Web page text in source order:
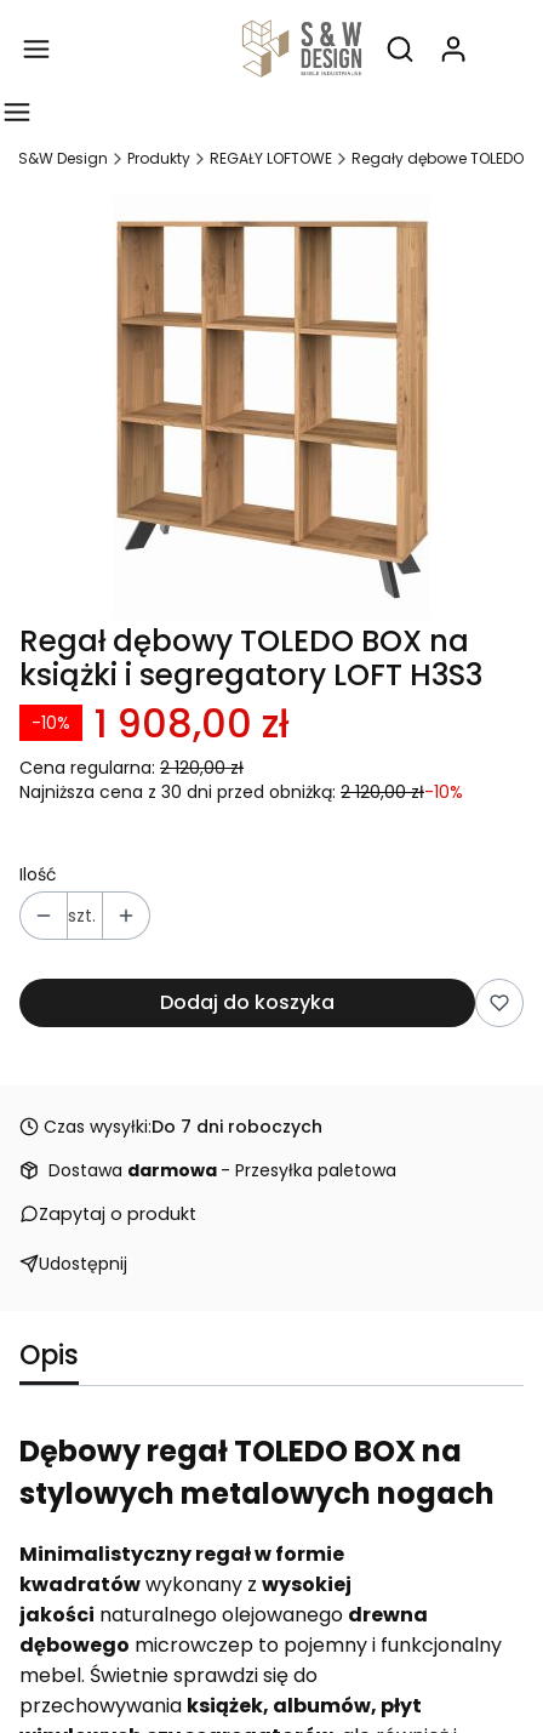
Otwórz
S&W Design Produkty REGAŁY LOFTOWE Regały dębowe TOLEDO
Regał dębowy TOLEDO BOX na
książki i segregatory LOFT H3S3
1 908,00 zł
Cena regularna: 2 120,00 zł
-10%
Najniższa cena z 30 dni przed obniżką: 2 120,00 zł-10%
Ilość
szt.
Dodaj do koszyka
Czas wysyłki:Do 7 dni roboczych
Dostawa darmowa - Przesyłka paletowa
Zapytaj o produkt
Udostępnij
Opis
Dębowy regał TOLEDO BOX na
stylowych metalowych nogach
Minimalistyczny regał w formie
kwadratówwykonany z wysokiej
jakości naturalnego olejowanego drewna
dębowego microwczep to pojemny i funkcjonalny
mebel. Świetnie sprawdzi się do
przechowywania książek, albumów, płyt